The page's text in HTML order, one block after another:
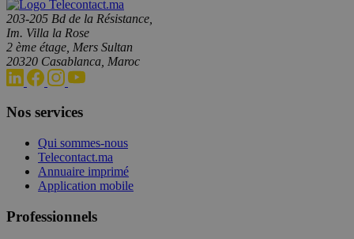
203-205 Bd de la Résistance,
Im. Villa la Rose
2 ème étage, Mers Sultan
20320 Casablanca, Maroc
Nos services
Qui sommes-nous
Telecontact.ma
Annuaire imprimé
Application mobile
Professionnels